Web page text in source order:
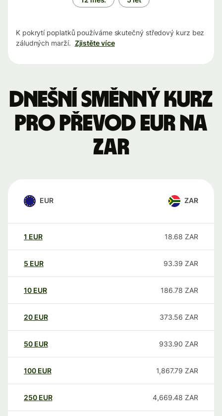
K pokrytí poplatků používáme skutečný středový kurz bez
záludných marží. Zjistěte více
Dnešní směnný kurz
pro převod EUR na
ZAR
EUR ZAR
1 EUR 18.68 ZAR
5 EUR 93.39 ZAR
10 EUR 186.78 ZAR
20 EUR 373.56 ZAR
50 EUR 933.90 ZAR
100 EUR 1,867.79 ZAR
250 EUR 4,669.48 ZAR